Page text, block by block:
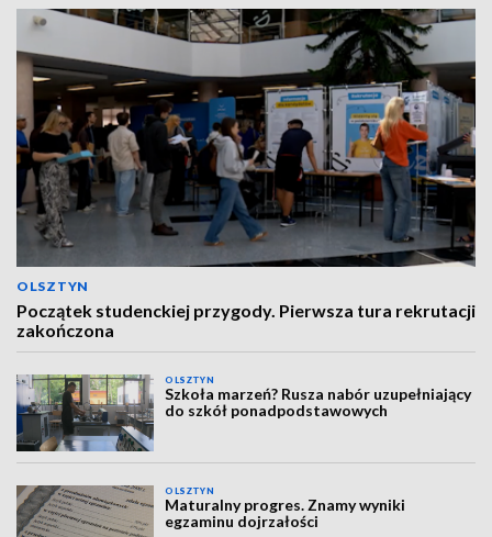
OLSZTYN
Początek studenckiej przygody. Pierwsza tura rekrutacji
zakończona
OLSZTYN
Szkoła marzeń? Rusza nabór uzupełniający
do szkół ponadpodstawowych
OLSZTYN
Maturalny progres. Znamy wyniki
egzaminu dojrzałości